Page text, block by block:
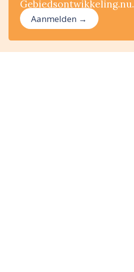
Gebiedsontwikkeling.nu.
Aanmelden →